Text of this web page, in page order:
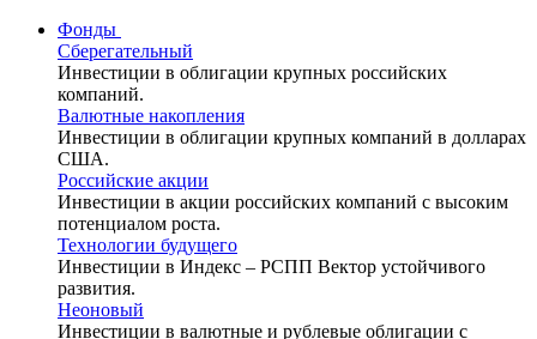
Фонды
Сберегательный
Инвестиции в облигации крупных российских
компаний.
Валютные накопления
Инвестиции в облигации крупных компаний в долларах
США.
Российские акции
Инвестиции в акции российских компаний с высоким
потенциалом роста.
Технологии будущего
Инвестиции в Индекс – РСПП Вектор устойчивого
развития.
Неоновый
Инвестиции в валютные и рублевые облигации с